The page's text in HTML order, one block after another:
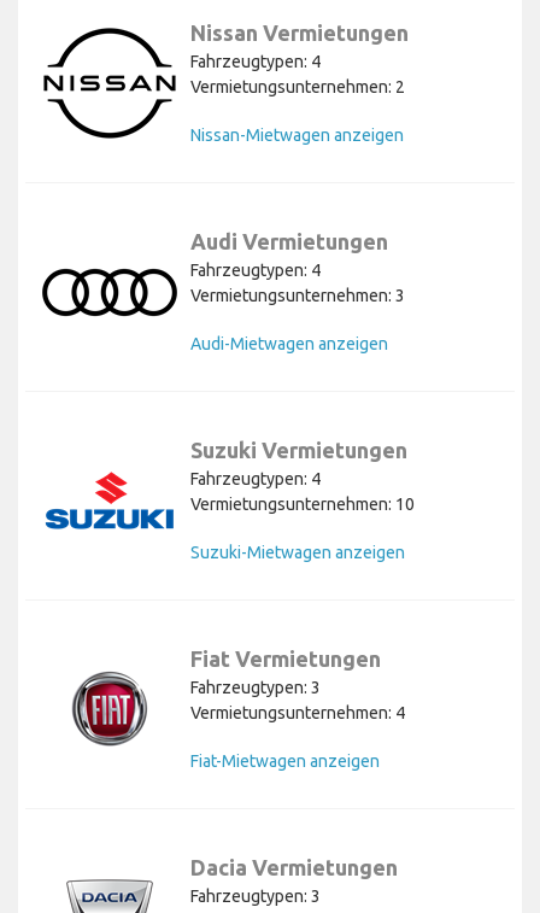
Nissan Vermietungen
Fahrzeugtypen: 4
Vermietungsunternehmen: 2
Nissan-Mietwagen anzeigen
Audi Vermietungen
Fahrzeugtypen: 4
Vermietungsunternehmen: 3
Audi-Mietwagen anzeigen
Suzuki Vermietungen
Fahrzeugtypen: 4
Vermietungsunternehmen: 10
Suzuki-Mietwagen anzeigen
Fiat Vermietungen
Fahrzeugtypen: 3
Vermietungsunternehmen: 4
Fiat-Mietwagen anzeigen
Dacia Vermietungen
Fahrzeugtypen: 3